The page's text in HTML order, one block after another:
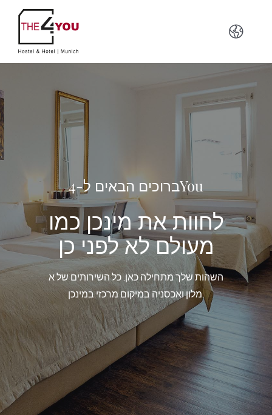
Inhalt
springen
Toggle
Español
Italiano
한국인
中国
Português
やまと
ברוכים הבאים ל-4You
לחוות את מינכן כמו
מעולם לא לפני כן
השהות שלך מתחילה כאן. כל השירותים של א
מלון ואכסניה במיקום מרכזי במינכן.